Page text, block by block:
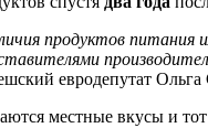
продуктов
евродепутат Ольга
местные вкусы и тот